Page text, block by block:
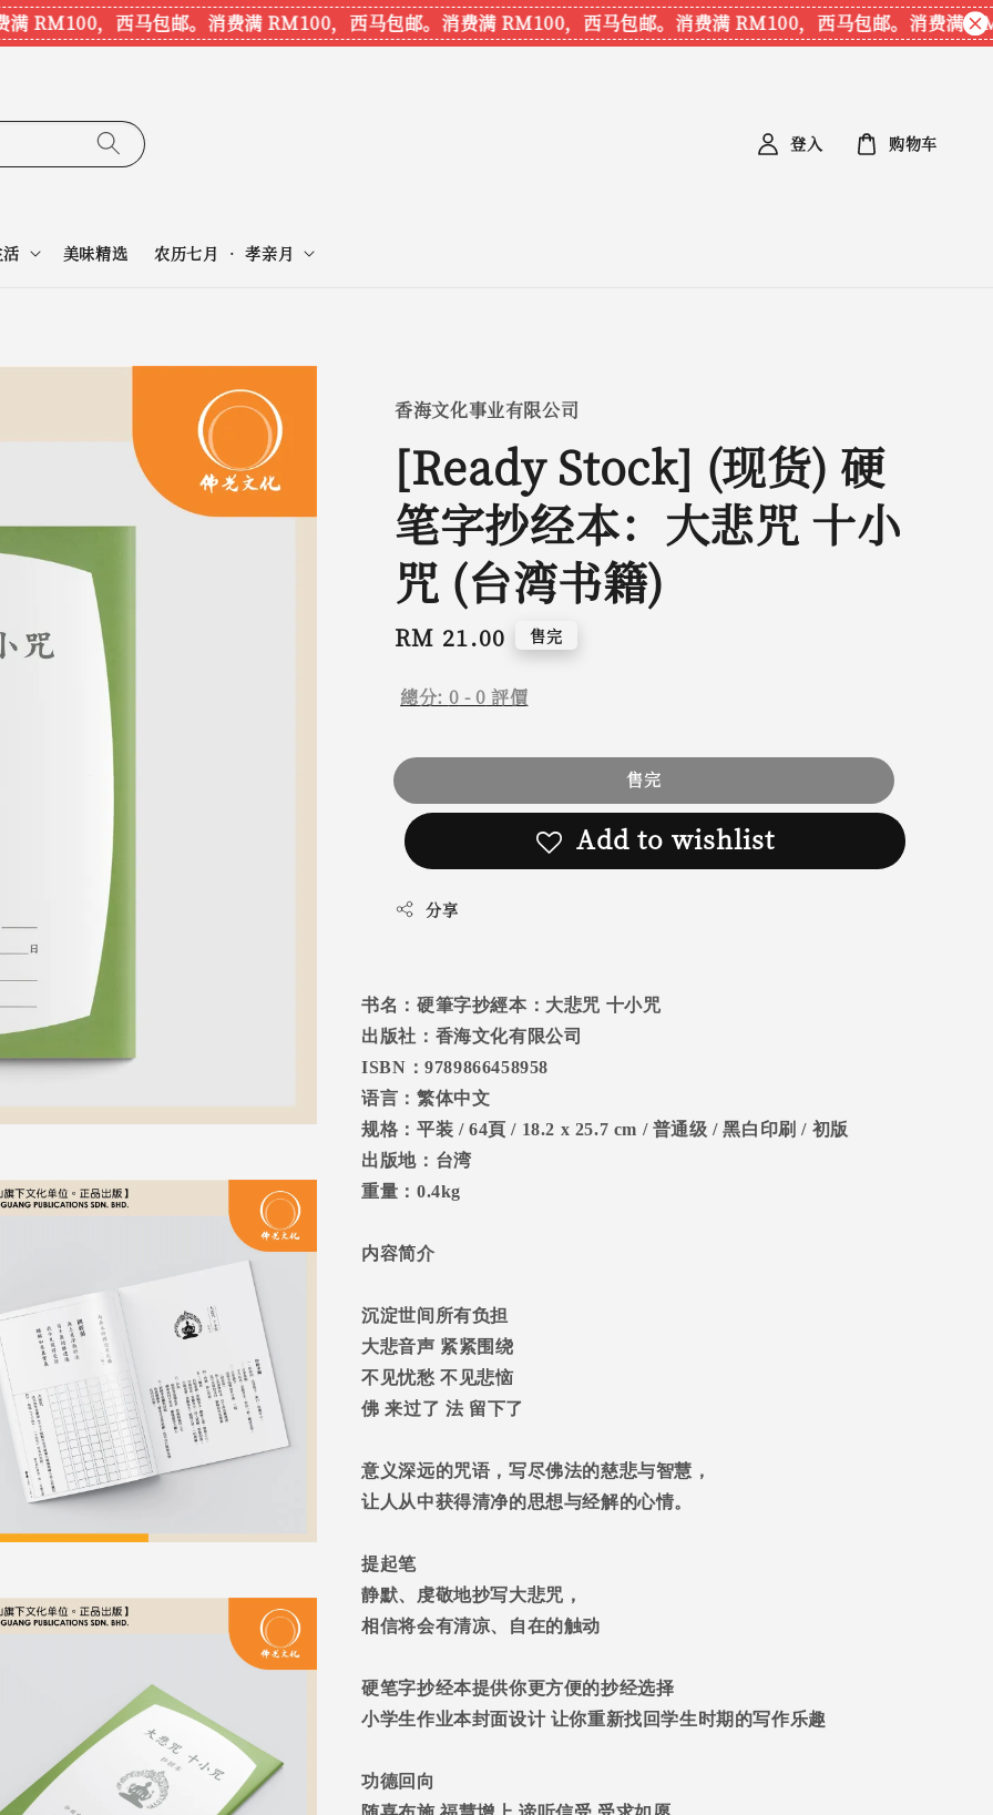
RM100，西马包邮。消费满 RM100，西马包邮。消费满 RM100，西马包邮。消费满 RM100，西马包邮。消费满
美味精选 农历七月 • 孝亲月
登入 购物车
香海文化事业有限公司
[Ready Stock] (现货) 硬
笔字抄经本：大悲咒 十小
咒 (台湾书籍)
Regular
RM 21.00 售完
總分: 0 -0 評價
售完
Add to wishlist
分享
书名：硬筆字抄經本：大悲咒 十小咒
出版社：香海文化有限公司
ISBN ：9789866458958
语言：繁体中文
规格：平装 / 64頁 / 18.2 x 25.7 cm / 普通级 /黑白印刷 / 初版
出版地：台湾
重量： 0.4kg
内容简介
沉淀世间所有负担
大悲音声 紧紧围绕
不见忧愁 不见悲恼
佛 来过了 法 留下了
意义深远的咒语，写尽佛法的慈悲与智慧，
让人从中获得清净的思想与经解的心情。
提起笔
静默、虔敬地抄写大悲咒，
相信将会有清凉、自在的触动
硬笔字抄经本提供你更方便的抄经选择
小学生作业本封面设计 让你重新找回学生时期的写作乐趣
功德回向